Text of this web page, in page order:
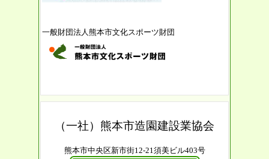
一般財団法人熊本市文化スポーツ財団
（一社）熊本市造園建設業協会
熊本市中央区新市街12-21須美ビル403号